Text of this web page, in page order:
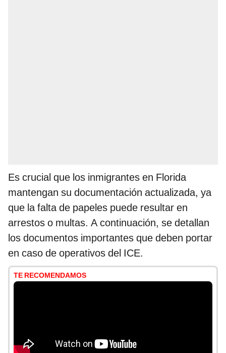
Es crucial que los inmigrantes en Florida
mantengan su documentación actualizada, ya
que la falta de papeles puede resultar en
arrestos o multas. A continuación, se detallan
los documentos importantes que deben portar
en caso de operativos del ICE.
TE RECOMENDAMOS